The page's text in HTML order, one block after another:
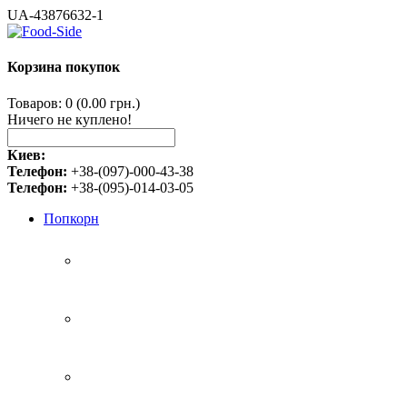
UA-43876632-1
Корзина покупок
Товаров: 0 (0.00 грн.)
Ничего не куплено!
Киев:
Телефон: +38-(097)-000-43-38
Телефон: +38-(095)-014-03-05
Попкорн